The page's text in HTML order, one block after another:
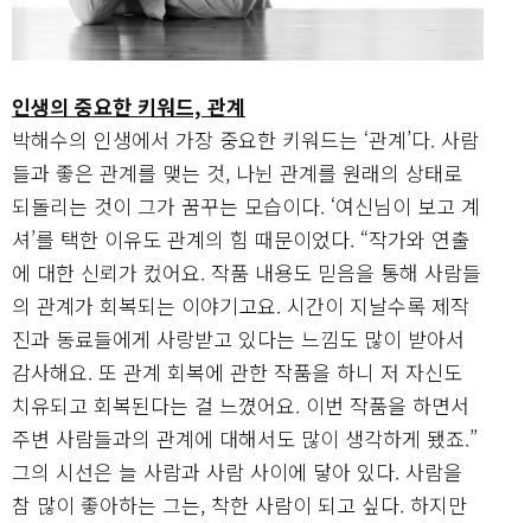
인생의 중요한 키워드, 관계
박해수의 인생에서 가장 중요한 키워드는 ‘관계’다. 사람
들과 좋은 관계를 맺는 것, 나뉜 관계를 원래의 상태로
되돌리는 것이 그가 꿈꾸는 모습이다. ‘여신님이 보고 계
셔’를 택한 이유도 관계의 힘 때문이었다. “작가와 연출
에 대한 신뢰가 컸어요. 작품 내용도 믿음을 통해 사람들
의 관계가 회복되는 이야기고요. 시간이 지날수록 제작
진과 동료들에게 사랑받고 있다는 느낌도 많이 받아서
감사해요. 또 관계 회복에 관한 작품을 하니 저 자신도
치유되고 회복된다는 걸 느꼈어요. 이번 작품을 하면서
주변 사람들과의 관계에 대해서도 많이 생각하게 됐죠.”
그의 시선은 늘 사람과 사람 사이에 닿아 있다. 사람을
참 많이 좋아하는 그는, 착한 사람이 되고 싶다. 하지만